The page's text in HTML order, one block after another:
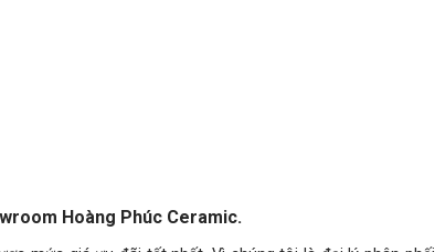
Hoàng Phúc Ceramic.